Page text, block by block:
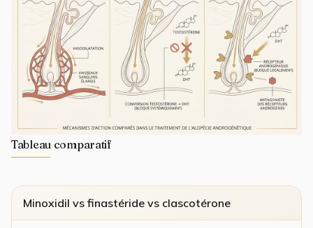
Tableau comparatif
Minoxidil vs finastéride vs clascotérone